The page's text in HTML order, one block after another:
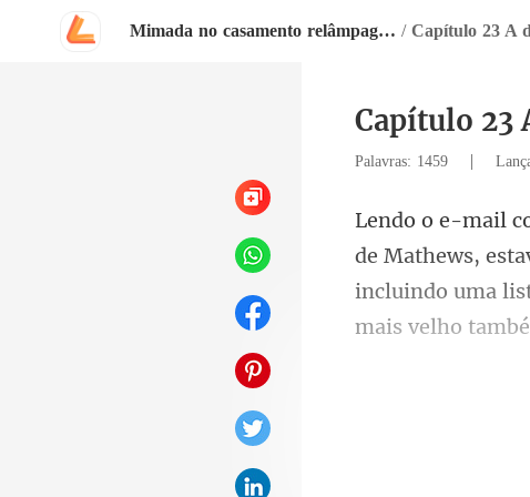
Mimada no casamento relâmpago com o magnata / Capítulo 23 A
Capítulo 23
Palavras: 1459 |
s,
incluindo uma